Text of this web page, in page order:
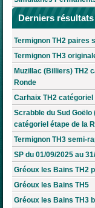
Derniers résultats
Termignon TH2 paires
Termignon TH3
Muzillac (Billiers) TH2
Ronde
Carhaix TH2 catégoriel
Scrabble du Sud Goëlo
catégoriel étape de la
Termignon TH3 semi-
SP du 01/09/2025 au
Gréoux les Bains TH2
Gréoux les Bains TH5
Gréoux les Bains TH3